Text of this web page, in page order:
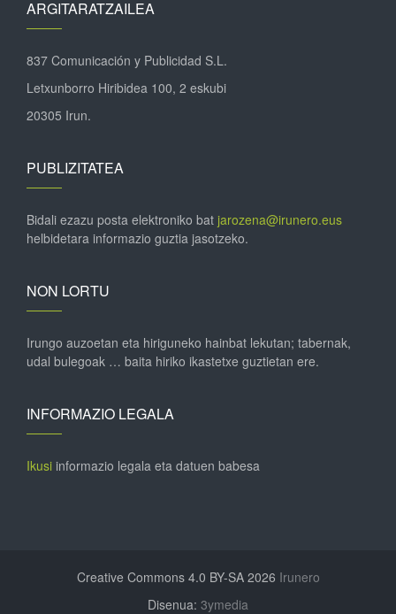
ARGITARATZAILEA
837 Comunicación y Publicidad S.L.
Letxunborro Hiribidea 100, 2 eskubi
20305 Irun.
PUBLIZITATEA
Bidali ezazu posta elektroniko bat jarozena@irunero.eus
helbidetara informazio guztia jasotzeko.
NON LORTU
Irungo auzoetan eta hiriguneko hainbat lekutan; tabernak,
udal bulegoak … baita hiriko ikastetxe guztietan ere.
INFORMAZIO LEGALA
Ikusi informazio legala eta datuen babesa
Creative Commons 4.0 BY-SA 2026 Irunero
Disenua: 3ymedia